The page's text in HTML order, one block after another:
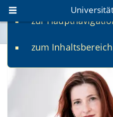
zur
zum
www.uni-
univis.uni-
fis.uni-